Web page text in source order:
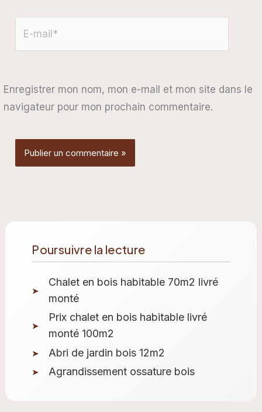
Enregistrer mon nom, mon e-mail et mon site dans le
navigateur pour mon prochain commentaire.
Poursuivre la lecture
Chalet en bois habitable 70m2 livré
monté
Prix chalet en bois habitable livré
monté 100m2
Abri de jardin bois 12m2
Agrandissement ossature bois